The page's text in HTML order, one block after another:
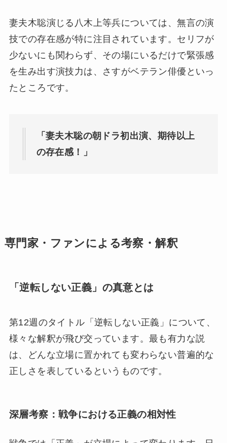
妻夫木聡演じる八木上等兵については、無言の演
技での存在感が特に注目されています。セリフが
少ないにも関わらず、その場にいるだけで緊張感
を生み出す演技力は、さすがベテラン俳優といっ
たところです。
「妻夫木聡の朝ドラ初出演、期待以上
の存在感！」
専門家・ファンによる考察・解釈
「逆転しない正義」の真意とは
第12週のタイトル「逆転しない正義」について、
様々な解釈が飛び交っています。最も有力な説
は、どんな立場に置かれても変わらない普遍的な
正しさを表しているというものです。
深層考察：戦争における正義の相対性